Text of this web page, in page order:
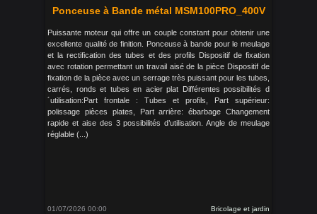
Ponceuse à Bande métal MSM100PRO_400V
Puissante moteur qui offre un couple constant pour obtenir une
excellente qualité de finition. Ponceuse à bande pour le meulage
et la rectification des tubes et des profils Dispositif de fixation
avec rotation permettant un travail aisé de la pièce Dispositif de
fixation de la pièce avec un serrage très puissant pour les tubes,
carrés, ronds et tubes en acier plat Différentes possibilités d
´utilisation:Part frontale : Tubes et profils, Part supérieur:
polissage pièces plates, Part arrière: ébarbage Changement
rapide et aise des 3 possibilités d’utilisation. Angle de meulage
réglable (...)
01/07/2026 00:00 Bricolage et jardin